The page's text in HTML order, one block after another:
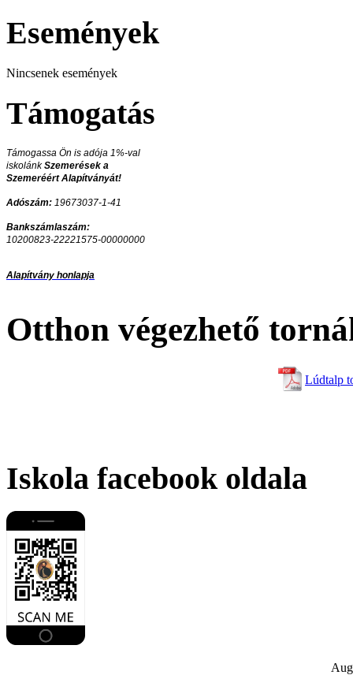
Események
Nincsenek események
Támogatás
Támogassa Ön is adója 1%-val
iskolánkSzemerések a
Szemeréért Alapítványát!
Adószám: 19673037-1-41
Bankszámlaszám:
10200823-22221575-00000000
Alapítvány honlapja
Otthon végezhető
Lúdtalp
Iskola facebook oldala